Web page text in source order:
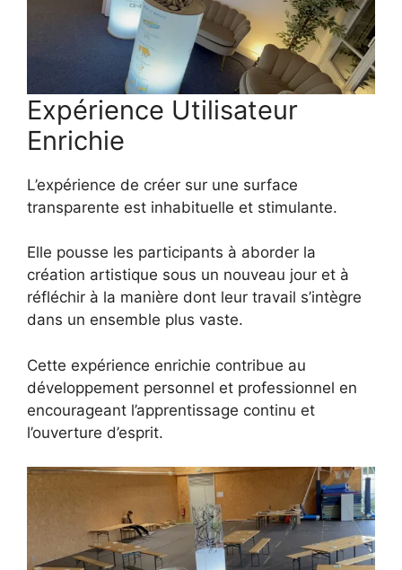
Expérience Utilisateur
Enrichie
L’expérience de créer sur une surface
transparente est inhabituelle et stimulante.
Elle pousse les participants à aborder la
création artistique sous un nouveau jour et à
réfléchir à la manière dont leur travail s’intègre
dans un ensemble plus vaste.
Cette expérience enrichie contribue au
développement personnel et professionnel en
encourageant l’apprentissage continu et
l’ouverture d’esprit.